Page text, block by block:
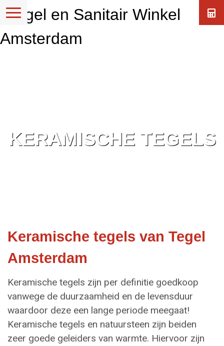
KERAMISCHE TEGELS
Keramische tegels van Tegel
Amsterdam
Keramische tegels zijn per definitie goedkoop
vanwege de duurzaamheid en de levensduur
waardoor deze een lange periode meegaat!
Keramische tegels en natuursteen zijn beiden
zeer goede geleiders van warmte. Hiervoor zijn